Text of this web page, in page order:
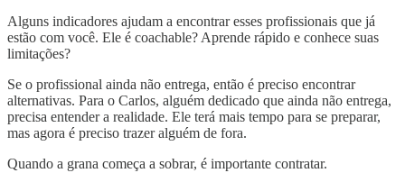
Alguns indicadores ajudam a encontrar esses profissionais que já
estão com você. Ele é coachable? Aprende rápido e conhece suas
limitações?
Se o profissional ainda não entrega, então é preciso encontrar
alternativas. Para o Carlos, alguém dedicado que ainda não entrega,
precisa entender a realidade. Ele terá mais tempo para se preparar,
mas agora é preciso trazer alguém de fora.
Quando a grana começa a sobrar, é importante contratar.